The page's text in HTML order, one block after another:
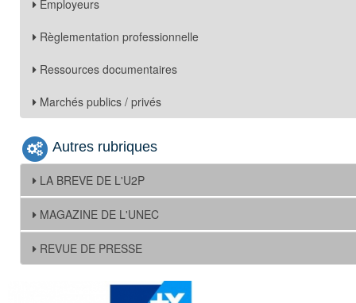
Employeurs
Règlementation professionnelle
Ressources documentaires
Marchés publics / privés
Autres rubriques
LA BREVE DE L'U2P
MAGAZINE DE L'UNEC
REVUE DE PRESSE